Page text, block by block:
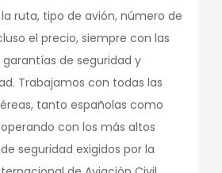
ruta, tipo de avión, número de
el precio, siempre con las
de seguridad y
Trabajamos con todas las
tanto españolas como
con los más altos
seguridad exigidos por la